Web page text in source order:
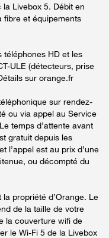
Livebox 5. Débit en
fibre et équipements
téléphones HD et les
ULE (détecteurs, prise
sur orange.fr
sur rendez-
ou via appel au Service
temps d’attente avant
gratuit depuis les
l’appel est au prix d’une
ou décompté du
propriété d’Orange. Le
de la taille de votre
la couverture wifi de
le Wi-Fi 5 de la Livebox